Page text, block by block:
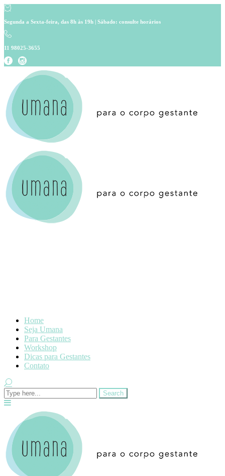
Segunda a Sexta-feira, das 8h às 19h | Sábado: consulte horários
11 98025-3655
Home
Seja Umana
Para Gestantes
Workshop
Dicas para Gestantes
Contato